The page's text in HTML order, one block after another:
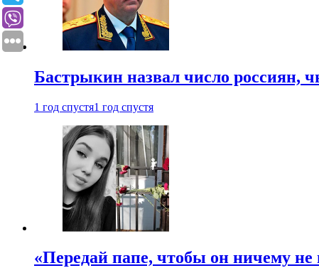
Бастрыкин назвал число россиян,
1 год спустя1 год спустя
«Передай папе, чтобы он ничему не